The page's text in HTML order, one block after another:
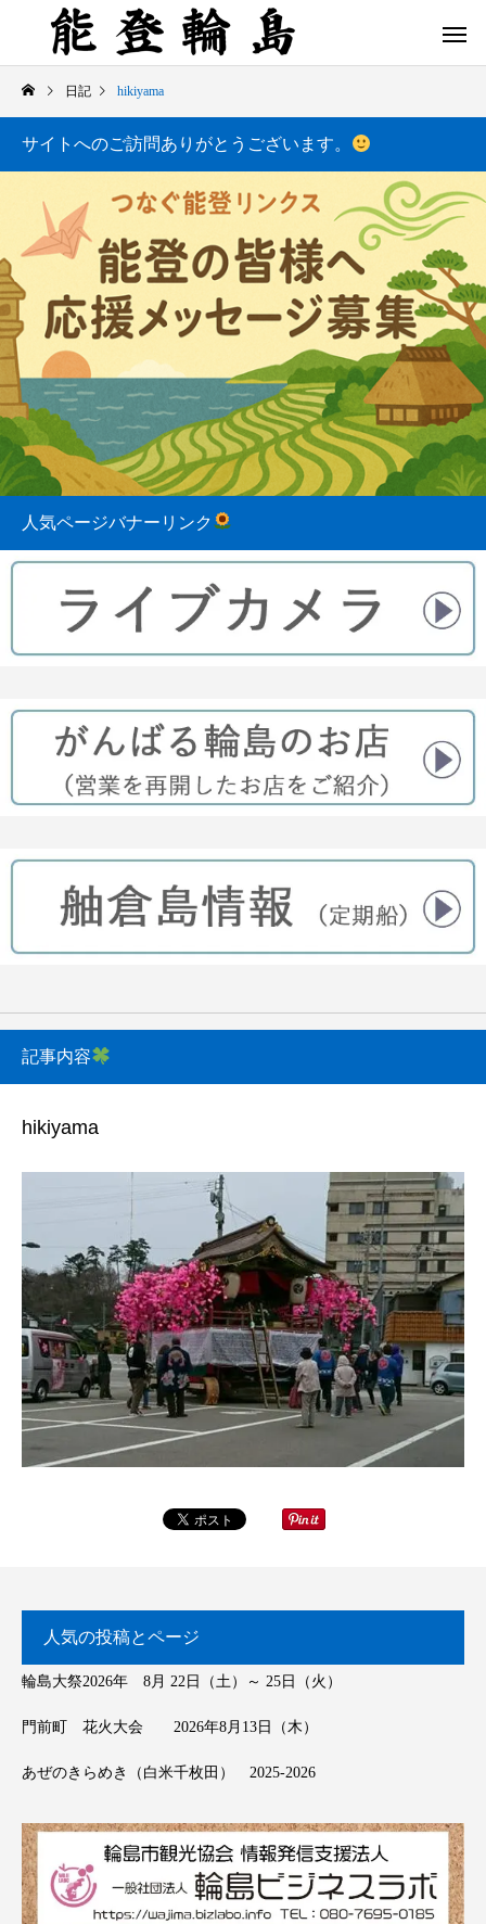
白米千枚田 あぜのきらめき（アルバム）
2023.08.31
今日の白米千枚田
日記 hikiyama
サイトへのご訪問ありがとうございます。
人気ページバナーリンク
記事内容
hikiyama
人気の投稿とページ
輪島大祭2026年 8月 22日（土）～ 25日（火）
門前町 花火大会 2026年8月13日（木）
あぜのきらめき（白米千枚田） 2025-2026